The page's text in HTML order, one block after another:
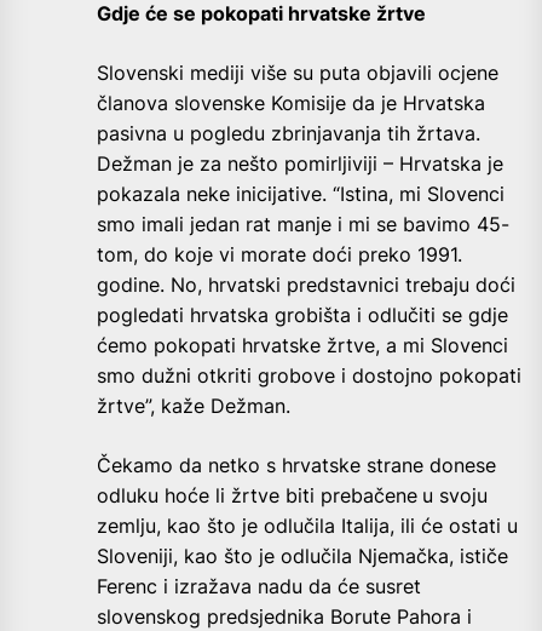
Gdje će se pokopati hrvatske žrtve
Slovenski mediji više su puta objavili ocjene
članova slovenske Komisije da je Hrvatska
pasivna u pogledu zbrinjavanja tih žrtava.
Dežman je za nešto pomirljiviji – Hrvatska je
pokazala neke inicijative. “Istina, mi Slovenci
smo imali jedan rat manje i mi se bavimo 45-
tom, do koje vi morate doći preko 1991.
godine. No, hrvatski predstavnici trebaju doći
pogledati hrvatska grobišta i odlučiti se gdje
ćemo pokopati hrvatske žrtve, a mi Slovenci
smo dužni otkriti grobove i dostojno pokopati
žrtve”, kaže Dežman.
Čekamo da netko s hrvatske strane donese
odluku hoće li žrtve biti prebačene u svoju
zemlju, kao što je odlučila Italija, ili će ostati u
Sloveniji, kao što je odlučila Njemačka, ističe
Ferenc i izražava nadu da će susret
slovenskog predsjednika Borute Pahora i